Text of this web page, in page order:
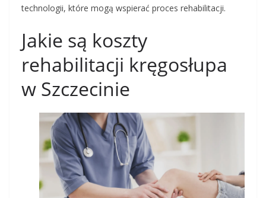
technologii, które mogą wspierać proces rehabilitacji.
Jakie są koszty
rehabilitacji kręgosłupa
w Szczecinie